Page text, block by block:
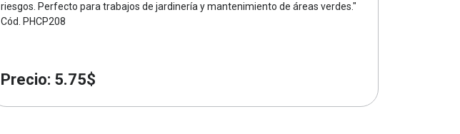
riesgos. Perfecto para trabajos de jardinería y mantenimiento de áreas verdes."
Cód. PHCP208
Precio: 5.75$